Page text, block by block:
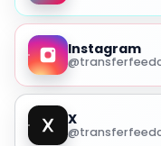
Instagram
X